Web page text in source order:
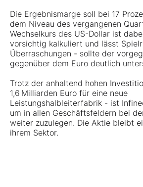
Die Ergebnismarge soll bei 17
dem Niveau des vergangenen
Wechselkurs des US-Dollar ist
vorsichtig kalkuliert und lässt
Überraschungen - sollte der
gegenüber dem Euro deutlich
Trotz der anhaltend hohen
1,6 Milliarden Euro für eine neue
Leistungshalbleiterfabrik - ist
um in allen Geschäftsfeldern bei
weiter zuzulegen. Die Aktie bleibt
ihrem Sektor.